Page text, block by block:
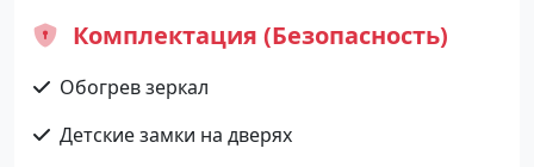
Комплектация (Безопасность)
Обогрев зеркал
Детские замки на дверях